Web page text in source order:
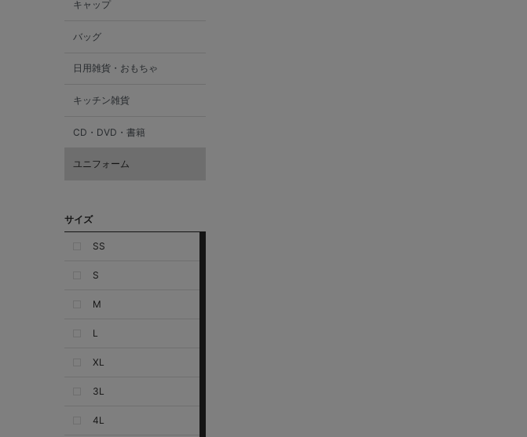
キャップ
バッグ
日用雑貨・おもちゃ
キッチン雑貨
CD・DVD・書籍
ユニフォーム
サイズ
SS
S
M
L
XL
3L
4L